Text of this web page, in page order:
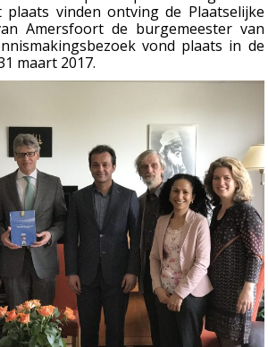
vinden ontving de Plaatselijke
Amersfoort de burgemeester van
vond plaats in de
maart 2017.